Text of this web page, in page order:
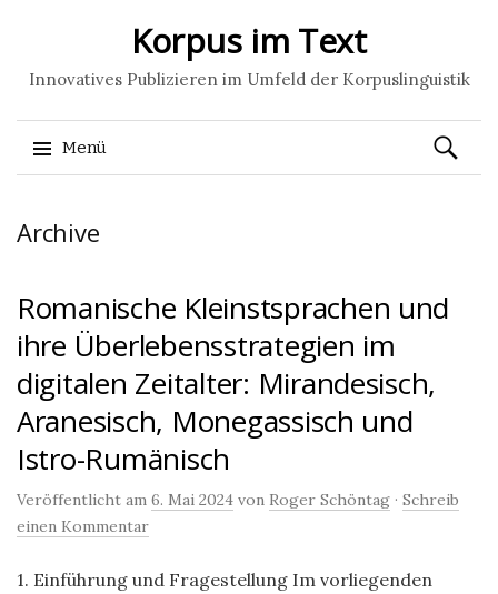
Korpus im Text
Innovatives Publizieren im Umfeld der Korpuslinguistik
Menü
zum
Suchen
nach:
Archive
Romanische Kleinstsprachen und
ihre Überlebensstrategien im
digitalen Zeitalter: Mirandesisch,
Aranesisch, Monegassisch und
Istro-Rumänisch
Veröffentlicht am 6. Mai 2024 von Roger Schöntag · Schreib
einen Kommentar
1. Einführung und Fragestellung Im vorliegenden